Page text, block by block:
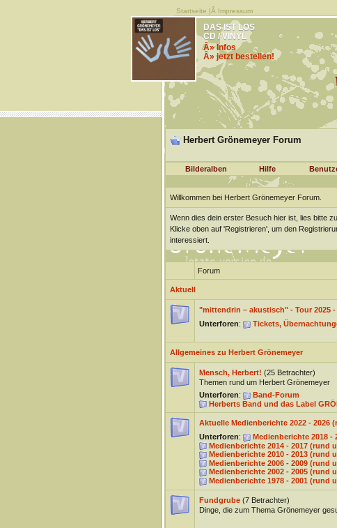
Startseite |Â Impressum
DAS IST LOS
CD / VINYL
Â» Infos
Â» jetzt bestellen!
Herbert Grönemeyer Forum
Bilderalben Hilfe
Willkommen bei Herbert Grönemeyer Forum.
Wenn dies dein erster Besuch hier ist, lies bitte
Klicke oben auf 'Registrieren', um den
interessiert.
Forum
Aktuell
"mittendrin – akustisch" - Tour 2025 -
Unterforen: Tickets,
Allgemeines zu Herbert Grönemeyer
Mensch, Herbert! (25 Betrachter)
Themen rund um Herbert Grönemeyer
Unterforen:
Band-Forum
Herberts Band und das Label
Aktuelle Medienberichte 2022 - 2026
Unterforen:
Medienberichte 2018 -
Medienberichte 2014 - 2017 (rund
Medienberichte 2010 - 2013 (rund
Medienberichte 2006 - 2009 (rund
Medienberichte 2002 - 2005 (rund
Medienberichte 1978 - 2001 (rund
Fundgrube (7 Betrachter)
Dinge, die zum Thema Grönemeyer